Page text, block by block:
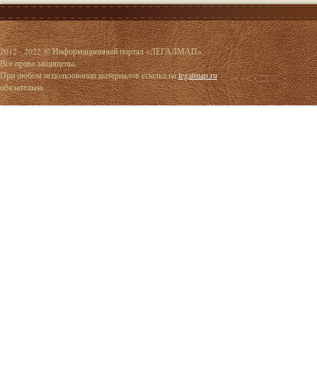
2012 - 2022 © Информационный портал «ЛЕГАЛМАП».
Все права защищены.
При любом использовании материалов ссылка наlegalmap.ru
обязательна.